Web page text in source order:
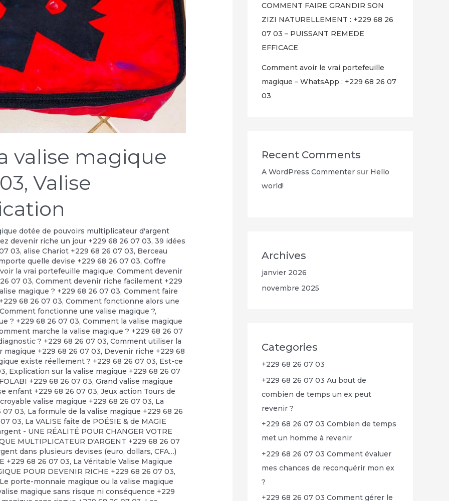
valise magique
Valise
dotée de pouvoirs multiplicateur d'argent
devenir riche un jour +229 68 26 07 03,39 idées
03,alise Chariot +229 68 26 07 03, Berceau
quelle devise +229 68 26 07 03,Coffre
la vrai portefeuille magique,Comment devenir
07 03,Comment devenir riche facilement +229
magique ? +229 68 26 07 03,Comment faire
68 26 07 03,Comment fonctionne alors une
Comment fonctionne une valise magique ?,
? +229 68 26 07 03,Comment la valise magique
marche la valise magique ? +229 68 26 07
? +229 68 26 07 03,Comment utiliser la
magique +229 68 26 07 03, Devenir riche +229 68
existe réellement ? +229 68 26 07 03, Est-ce
, Explication sur la valise magique +229 68 26 07
+229 68 26 07 03,Grand valise magique
enfant +229 68 26 07 03,Jeux action Tours de
valise magique +229 68 26 07 03, La
07 03, La formule de la valise magique +229 68 26
03, La VALISE faite de POÉSIE & de MAGIE
- UNE RÉALITÉ POUR CHANGER VOTRE
MULTIPLICATEUR D'ARGENT +229 68 26 07
dans plusieurs devises (euro, dollars, CFA…)
+229 68 26 07 03, La Véritable Valise Magique
POUR DEVENIR RICHE +229 68 26 07 03,
Le porte-monnaie magique ou la valise magique
magique sans risque ni conséquence +229
COMMENT FAIRE GRANDIR SON
ZIZI NATURELLEMENT : +229 68 26
07 03 – PUISSANT REMEDE
EFFICACE
Comment avoir le vrai portefeuille
magique – WhatsApp : +229 68 26 07
03
Recent Comments
A WordPress Commenter sur Hello
world!
Archives
janvier 2026
novembre 2025
Categories
+229 68 26 07 03
+229 68 26 07 03 Au bout de
combien de temps un ex peut
revenir ?
+229 68 26 07 03 Combien de temps
met un homme à revenir
+229 68 26 07 03 Comment évaluer
mes chances de reconquérir mon ex
?
+229 68 26 07 03 Comment gérer le